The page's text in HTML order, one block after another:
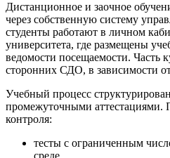
Дистанционное и заочное
через собственную систему
студенты работают в личном
университета, где размещены
ведомости посещаемости. Часть
сторонних СДО, в зависимости
Учебный процесс
промежуточными
контроля:
тесты с ограниченным